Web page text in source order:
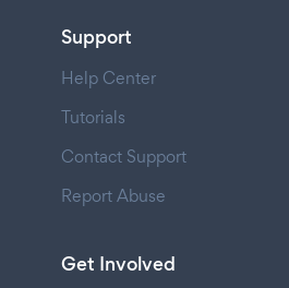
Support
Help Center
Tutorials
Contact Support
Report Abuse
Get Involved